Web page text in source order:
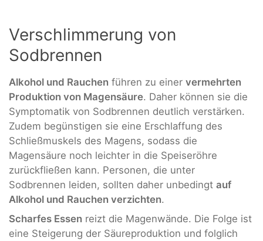
Verschlimmerung von
Sodbrennen
Alkohol und Rauchen führen zu einer vermehrten
Produktion von Magensäure. Daher können sie die
Symptomatik von Sodbrennen deutlich verstärken.
Zudem begünstigen sie eine Erschlaffung des
Schließmuskels des Magens, sodass die
Magensäure noch leichter in die Speiseröhre
zurückfließen kann. Personen, die unter
Sodbrennen leiden, sollten daher unbedingt auf
Alkohol und Rauchen verzichten.
Scharfes Essen reizt die Magenwände. Die Folge ist
eine Steigerung der Säureproduktion und folglich